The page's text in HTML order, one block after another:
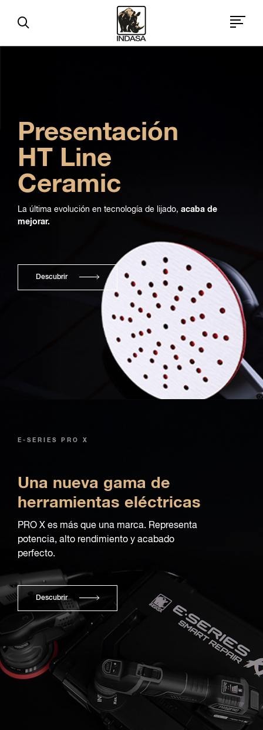
Presentación
HT Line
Ceramic
La última evolución en tecnología de lijado, acaba de
mejorar.
Descubrir
E-SERIES PRO X
Una nueva gama de
herramientas eléctricas
PRO X es más que una marca. Representa
potencia, alto rendimiento y acabado
perfecto.
Descubrir